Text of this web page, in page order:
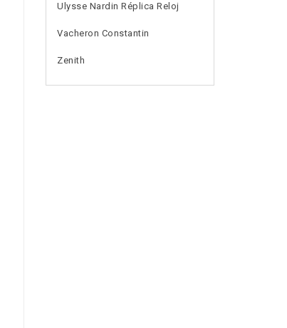
Ulysse Nardin Réplica Reloj
Vacheron Constantin
Zenith